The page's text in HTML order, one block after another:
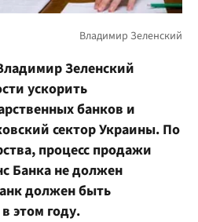
Зеленский
ускорить
банков и
сектор Украины. По
процесс продажи
Банка не должен
должен быть
этом году.